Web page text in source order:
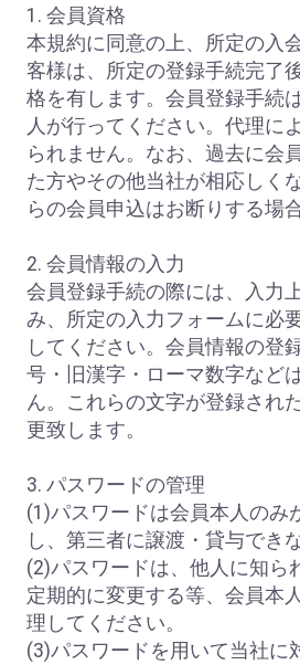
1. 会員資格
本規約に同意の上、所定の入
客様は、所定の登録手続完了
格を有します。会員登録手続
人が行ってください。代理に
られません。なお、過去に会
た方やその他当社が相応しく
らの会員申込はお断りする場
2. 会員情報の入力
会員登録手続の際には、入力
み、所定の入力フォームに必
してください。会員情報の登
号・旧漢字・ローマ数字など
ん。これらの文字が登録され
更致します。
3. パスワードの管理
(1)パスワードは会員本人のみ
し、第三者に譲渡・貸与でき
(2)パスワードは、他人に知ら
定期的に変更する等、会員本
理してください。
(3)パスワードを用いて当社に